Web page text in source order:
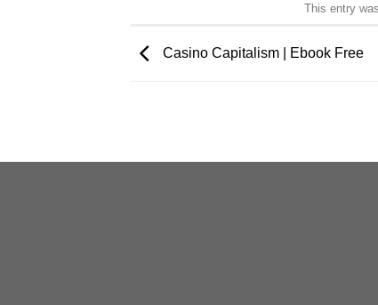
This entry
Casino Capitalism | Ebook Free